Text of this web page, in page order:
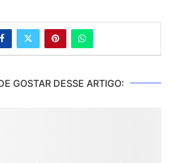
GOSTAR DESSE ARTIGO: